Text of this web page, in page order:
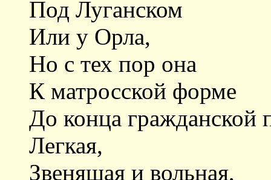
Под Луганском
Или у Орла,
Но с тех пор она
К матросской форме
До конца гражданской
Легкая,
Звенящая и вольная,